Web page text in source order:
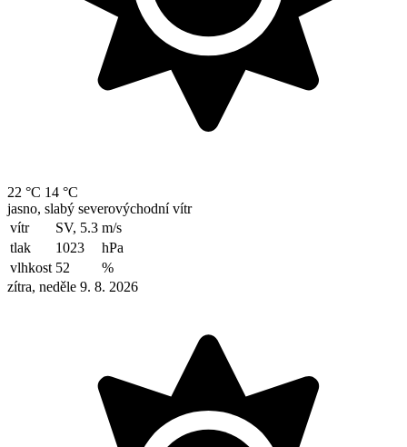
22 °C 14 °C
jasno, slabý severovýchodní vítr
vítr
SV, 5.3 m/s
tlak
1023
hPa
vlhkost 52
%
zítra, neděle 9. 8. 2026